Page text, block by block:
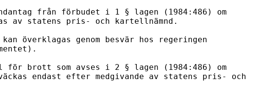
från förbudet i 1 § lagen (1984:486) om
av statens pris- och kartellnämnd.
kan överklagas genom besvär hos regeringen
för brott som avses i 2 § lagen (1984:486) om
endast efter medgivande av statens pris- och